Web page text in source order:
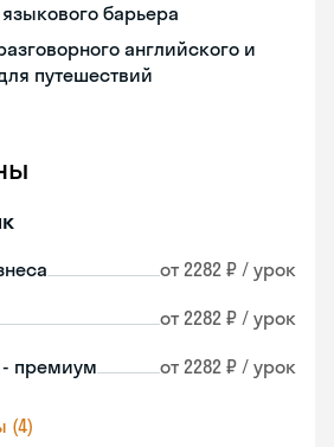
барьера
английского и
путешествий
от 2282 ₽ / урок
от 2282 ₽ / урок
премиум от 2282 ₽ / урок
(4)